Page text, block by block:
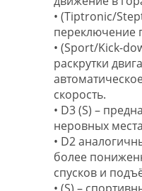
• (Tiptronic/
переключение
• (Sport/Kick-
раскрутки
скорость.
• D3 (S) –
неровных
• D2
более
спусков и